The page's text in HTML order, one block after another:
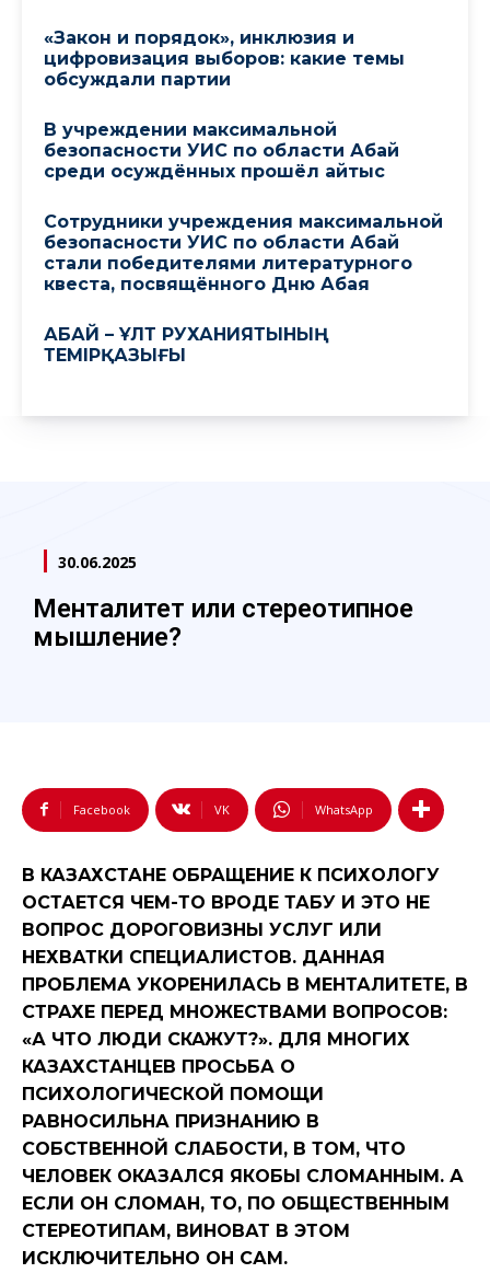
«Закон и порядок», инклюзия и
цифровизация выборов: какие темы
обсуждали партии
В учреждении максимальной
безопасности УИС по области Абай
среди осуждённых прошёл айтыс
Сотрудники учреждения максимальной
безопасности УИС по области Абай
стали победителями литературного
квеста, посвящённого Дню Абая
АБАЙ – ҰЛТ РУХАНИЯТЫНЫҢ
ТЕМІРҚАЗЫҒЫ